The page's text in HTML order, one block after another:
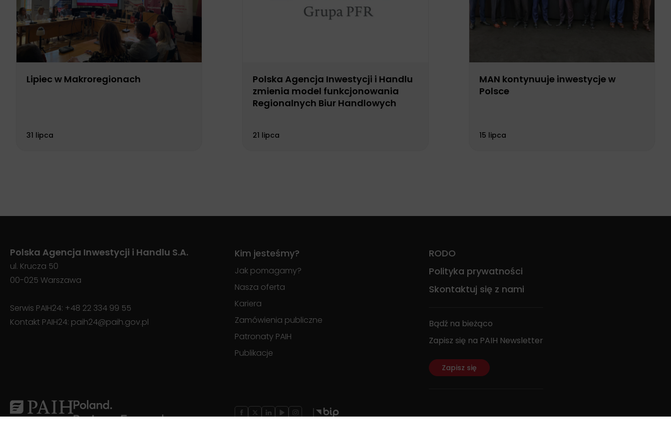
Lipiec w Makroregionach
31 lipca
Polska Agencja Inwestycji i Handlu
zmienia model funkcjonowania
Regionalnych Biur Handlowych
21 lipca
MAN kontynuuje inwestycje w
Polsce
15 lipca
Polska Agencja Inwestycji i Handlu S.A.
ul. Krucza 50
00-025 Warszawa
Serwis PAIH24: +48 22 334 99 55
Kontakt PAIH24: paih24@paih.gov.pl
Kim jesteśmy?
Jak pomagamy?
Nasza oferta
Kariera
Zamówienia publiczne
Patronaty PAIH
Publikacje
RODO
Polityka prywatności
Skontaktuj się z nami
Bądź na bieżąco
Zapisz się na PAIH Newsletter
Zapisz się